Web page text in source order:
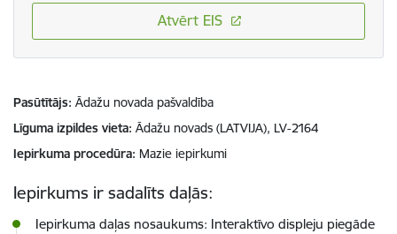
Atvērt EIS
Pasūtītājs Ādažu novada pašvaldība
Līguma izpildes vieta Ādažu novads (LATVIJA), LV-2164
Iepirkuma procedūra Mazie iepirkumi
Iepirkums ir sadalīts daļās:
Iepirkuma daļas nosaukums: Interaktīvo displeju piegāde